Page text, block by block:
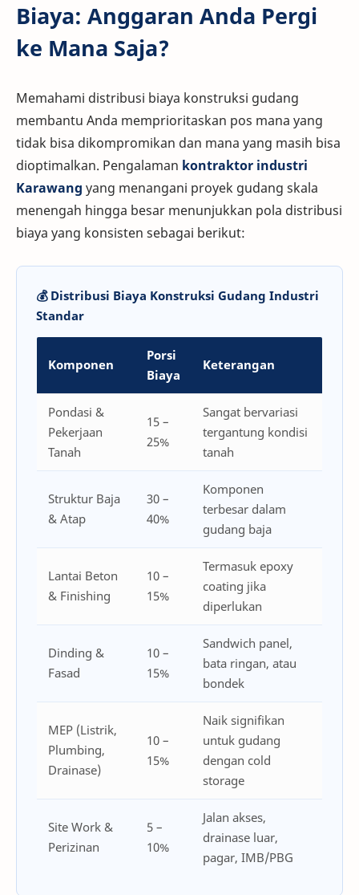
Biaya: Anggaran Anda Pergi
ke Mana Saja?
Memahami distribusi biaya konstruksi gudang
membantu Anda memprioritaskan pos mana yang
tidak bisa dikompromikan dan mana yang masih bisa
dioptimalkan. Pengalaman kontraktor industri
Karawang yang menangani proyek gudang skala
menengah hingga besar menunjukkan pola distribusi
biaya yang konsisten sebagai berikut:
💰 Distribusi Biaya Konstruksi Gudang Industri
Standar
Komponen
Porsi
Biaya
Keterangan
Pondasi &
Pekerjaan
Tanah
15 –
25%
Sangat bervariasi
tergantung kondisi
tanah
Struktur Baja
& Atap
30 –
40%
Komponen
terbesar dalam
gudang baja
Lantai Beton
& Finishing
10 –
15%
Termasuk epoxy
coating jika
diperlukan
Dinding &
Fasad
10 –
15%
Sandwich panel,
bata ringan, atau
bondek
MEP (Listrik,
Plumbing,
Drainase)
10 –
15%
Naik signifikan
untuk gudang
dengan cold
storage
Site Work &
Perizinan
5 –
10%
Jalan akses,
drainase luar,
pagar, IMB/PBG